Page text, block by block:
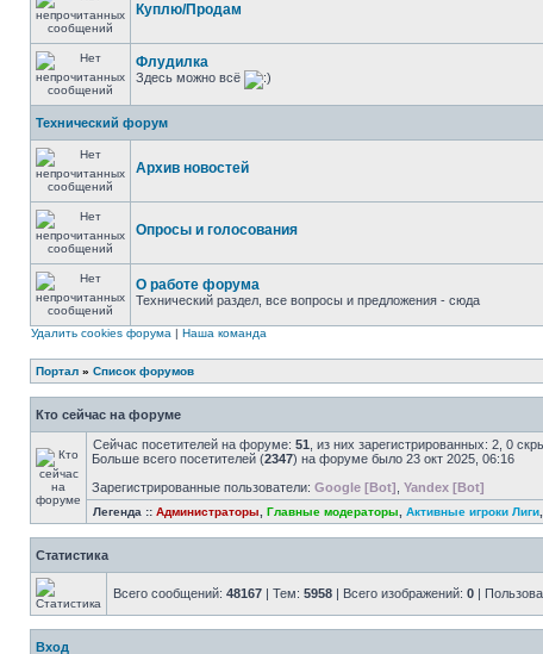
Куплю/Продам
Флудилка
Здесь можно всё
Технический форум
Архив новостей
Опросы и голосования
О работе форума
Технический раздел, все вопросы и предложения - сюда
Удалить cookies форума | Наша команда
Портал » Список форумов
Кто сейчас на форуме
Сейчас посетителей на форуме: 51 , из них зарегистрированных: 2, 0
Больше всего посетителей (2347) на форуме было 23 окт 2025, 06:16
Зарегистрированные пользователи: Google [Bot] Yandex [Bot]
Легенда :: Администраторы Главные модераторы Активные игроки Лиги
Статистика
Всего сообщений: 48167 | Тем: 5958 | Всего изображений: 0 |
Вход